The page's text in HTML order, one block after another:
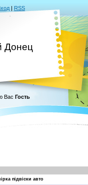
| RSS
Донец
Вас Гость
підвіски авто